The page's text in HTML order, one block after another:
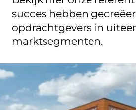
succes hebben
opdrachtgevers in
marktsegmenten.